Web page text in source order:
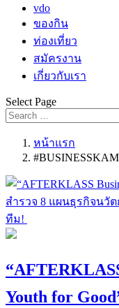
vdo
ของกิน
ท่องเที่ยว
สมัครงาน
เกี่ยวกับเรา
Select Page
หน้าแรก
Youth for